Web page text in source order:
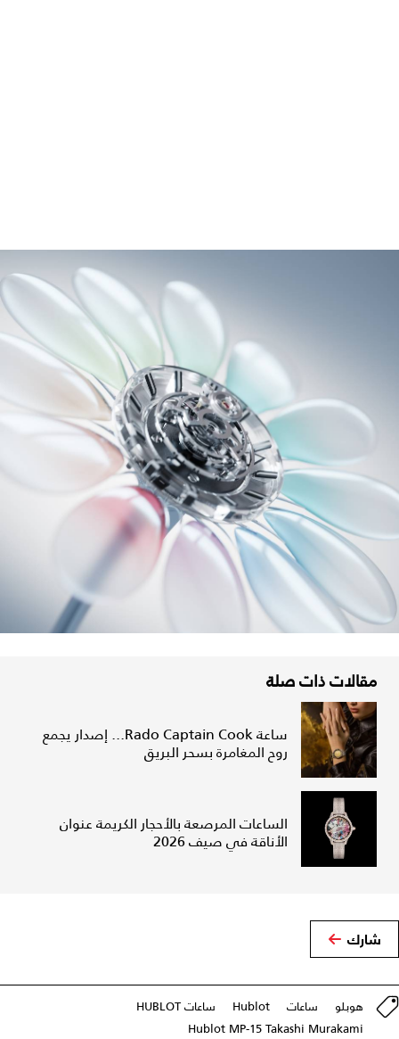
مقالات ذات صلة
ساعة Rado Captain Cook... إصدار يجمع
روح المغامرة بسحر البريق
الساعات المرصعة بالأحجار الكريمة عنوان
الأناقة في صيف 2026
شارك
هوبلو ساعات Hublot
ساعات HUBLOT
Hublot MP-15 Takashi Murakami